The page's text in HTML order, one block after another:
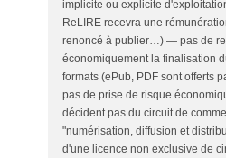
implicite ou explicite
ReLIRE recevra une
renoncé à publier…) — pas de
économiquement la finalisation
formats (ePub, PDF sont offerts
pas de prise de risque
décident pas du circuit de
"numérisation, diffusion et
d'une licence non exclusive de